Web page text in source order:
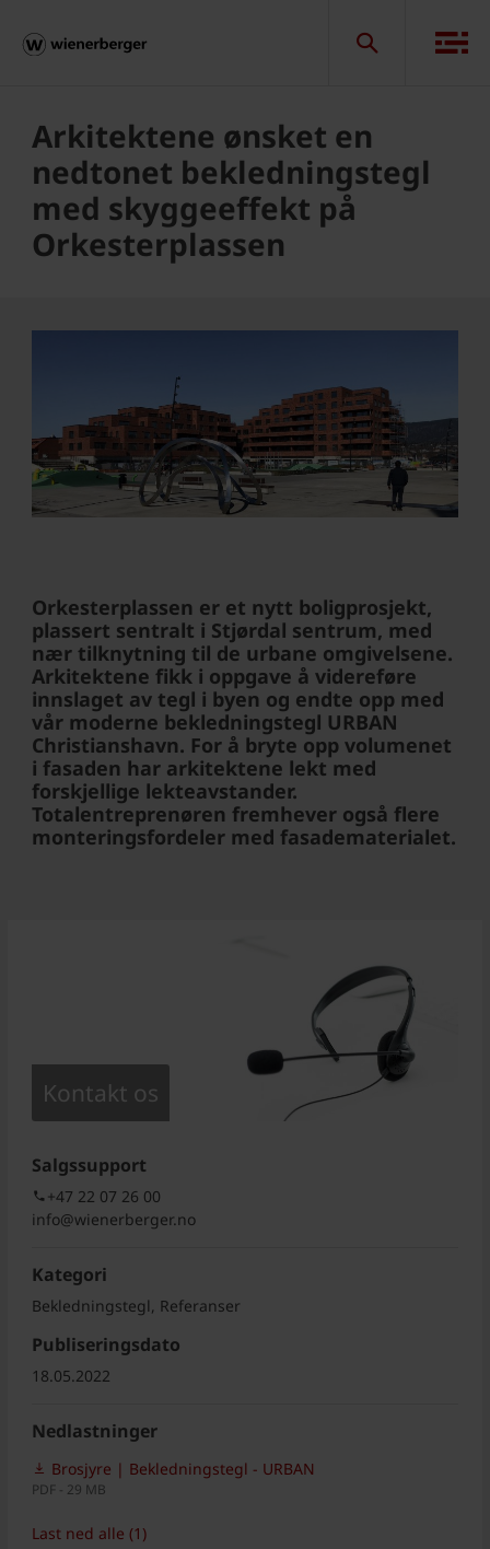
Arkitektene ønsket en
nedtonet bekledningstegl
med skyggeeffekt på
Orkesterplassen
Orkesterplassen er et nytt boligprosjekt,
plassert sentralt i Stjørdal sentrum, med
nær tilknytning til de urbane omgivelsene.
Arkitektene fikk i oppgave å videreføre
innslaget av tegl i byen og endte opp med
vår moderne bekledningstegl URBAN
Christianshavn. For å bryte opp volumenet
i fasaden har arkitektene lekt med
forskjellige lekteavstander.
Totalentreprenøren fremhever også flere
monteringsfordeler med fasadematerialet.
Kontakt os
Salgssupport
+47 22 07 26 00
info@wienerberger.no
Kategori
Bekledningstegl, Referanser
Publiseringsdato
18.05.2022
Nedlastninger
Brosjyre | Bekledningstegl - URBAN
PDF - 29 MB
Last ned alle (1)